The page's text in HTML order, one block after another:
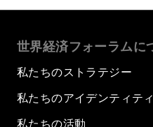
世界経済フォーラムに
私たちのストラテジー
私たちのアイデンティティ
私たちの活動